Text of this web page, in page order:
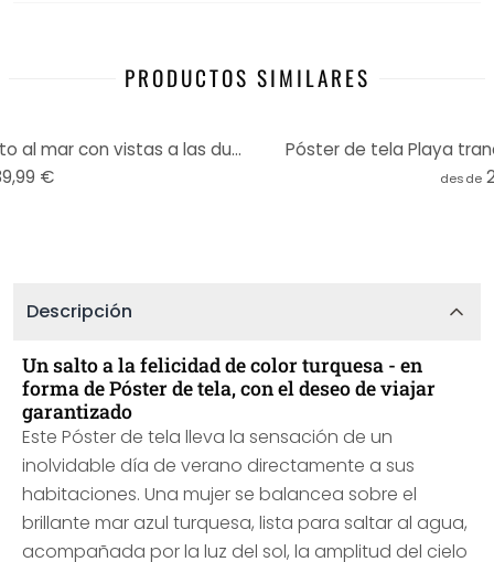
PRODUCTOS SIMILARES
Póster de tela vacaciones junto al mar con vistas a las dunas - Rivers - Panorama
€
Póster de tela Playa
desde
Descripción
Un salto a la felicidad de color turquesa - en
forma de Póster de tela, con el deseo de viajar
garantizado
Este Póster de tela lleva la sensación de un
inolvidable día de verano directamente a sus
habitaciones. Una mujer se balancea sobre el
brillante mar azul turquesa, lista para saltar al agua,
acompañada por la luz del sol, la amplitud del cielo